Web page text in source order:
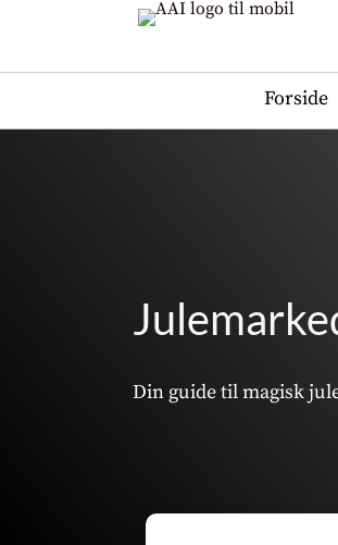
Forside
Din guide til magisk